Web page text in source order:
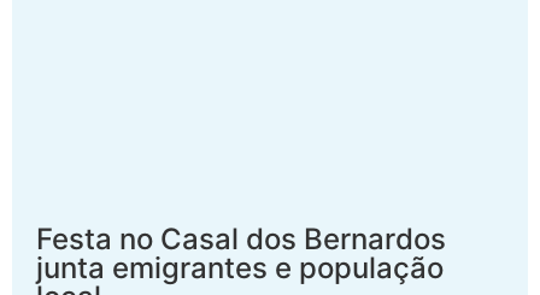
Festa no Casal dos Bernardos
junta emigrantes e população